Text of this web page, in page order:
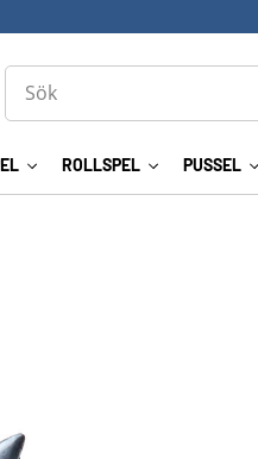
ROLLSPEL PUSSEL